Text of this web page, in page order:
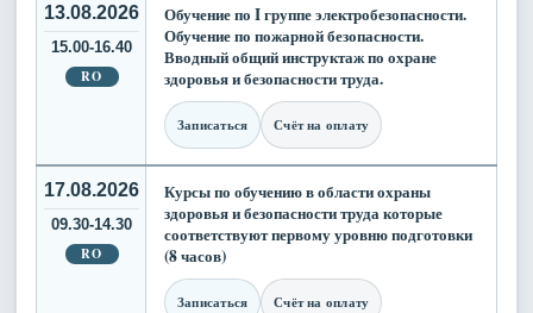
13.08.2026
15.00-16.40
RO
Обучение по I группе электробезопасности.
Обучение по пожарной безопасности.
Вводный общий инструктаж по охране
здоровья и безопасности труда.
Записаться Счёт на оплату
17.08.2026
09.30-14.30
RO
Курсы по обучению в области охраны
здоровья и безопасности труда которые
соответствуют первому уровню подготовки
(8 часов)
Записаться Счёт на оплату